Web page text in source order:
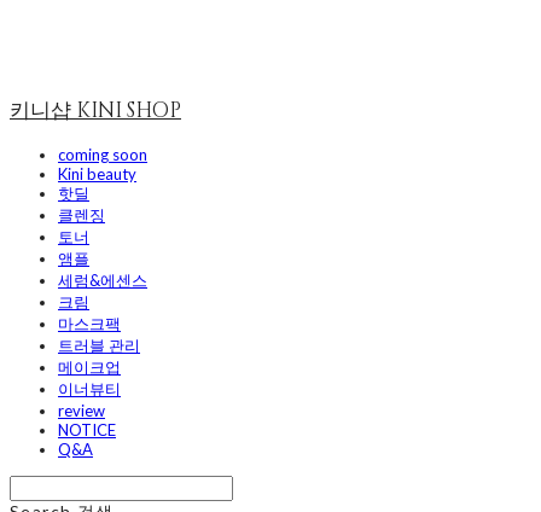
키니샵 KINI SHOP
coming soon
Kini beauty
핫딜
클렌징
토너
앰플
세럼&에센스
크림
마스크팩
트러블 관리
메이크업
이너뷰티
review
NOTICE
Q&A